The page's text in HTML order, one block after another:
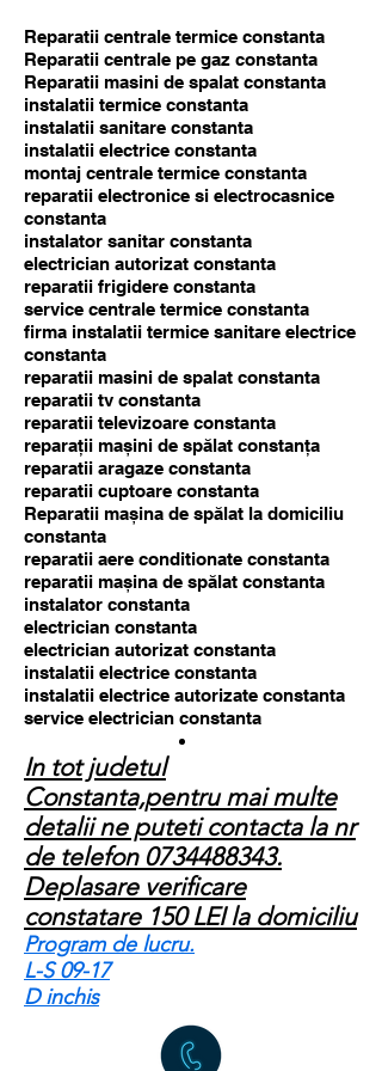
Reparatii centrale termice constanta
Reparatii centrale pe gaz constanta
Reparatii masini de spalat constanta
instalatii termice constanta
instalatii sanitare constanta
instalatii electrice constanta
montaj centrale termice constanta
reparatii electronice si electrocasnice
constanta
instalator sanitar constanta
electrician autorizat constanta
reparatii frigidere constanta
service centrale termice constanta
firma instalatii termice sanitare electrice
constanta
reparatii masini de spalat constanta
reparatii tv constanta
reparatii televizoare constanta
reparații mașini de spălat constanța
reparatii aragaze constanta
reparatii cuptoare constanta
Reparatii mașina de spălat la domiciliu
constanta
reparatii aere conditionate constanta
reparatii mașina de spălat constanta
instalator constanta
electrician constanta
electrician autorizat constanta
instalatii electrice constanta
instalatii electrice autorizate constanta
service electrician constanta
In tot judetul
Constanta,pentru mai multe
detalii ne puteti contacta la nr
de telefon 0734488343.
Deplasare verificare
constatare 150 LEI la domiciliu
Program de lucru.
L-S 09-17
D inchis